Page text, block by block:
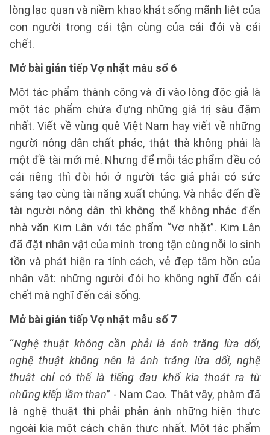
lòng lạc quan và niềm khao khát sống mãnh liệt của
con người trong cái tận cùng của cái đói và cái
chết.
Mở bài gián tiếp Vợ nhặt mẫu số 6
Một tác phẩm thành công và đi vào lòng độc giả là
một tác phẩm chứa đựng những giá trị sâu đậm
nhất. Viết về vùng quê Việt Nam hay viết về những
người nông dân chất phác, thật thà không phải là
một đề tài mới mẻ. Nhưng để mỗi tác phẩm đều có
cái riêng thì đòi hỏi ở người tác giả phải có sức
sáng tạo cùng tài năng xuất chúng. Và nhắc đến đề
tài người nông dân thì không thể không nhắc đến
nhà văn Kim Lân với tác phẩm “Vợ nhặt”. Kim Lân
đã đặt nhân vật của mình trong tận cùng nỗi lo sinh
tồn và phát hiện ra tính cách, vẻ đẹp tâm hồn của
nhân vật: những người đói họ không nghĩ đến cái
chết mà nghĩ đến cái sống.
Mở bài gián tiếp Vợ nhặt mẫu số 7
“Nghệ thuật không cần phải là ánh trăng lừa dối,
nghệ thuật không nên là ánh trăng lừa dối, nghệ
thuật chỉ có thể là tiếng đau khổ kia thoát ra từ
những kiếp lầm than” - Nam Cao. Thật vậy, phàm đã
là nghệ thuật thì phải phản ánh những hiện thực
ngoài kia một cách chân thực nhất. Một tác phẩm